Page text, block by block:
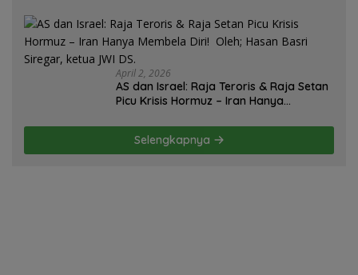
Basri Siregar.
April 2, 2026
AS dan Israel: Raja Teroris & Raja Setan
Picu Krisis Hormuz – Iran Hanya
ketua JWI DS.
Selengkapnya